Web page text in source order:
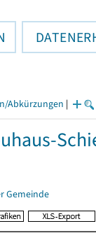
Abkürzungen |
Gemeinde